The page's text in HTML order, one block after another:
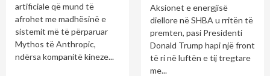
artificiale që mund të
afrohet me madhësinë e
sistemit më të përparuar
Mythos të Anthropic,
ndërsa kompanitë kineze...
Aksionet e energjisë
diellore në SHBA u rritën të
premten, pasi Presidenti
Donald Trump hapi një front
të ri në luftën e tij tregtare
me...